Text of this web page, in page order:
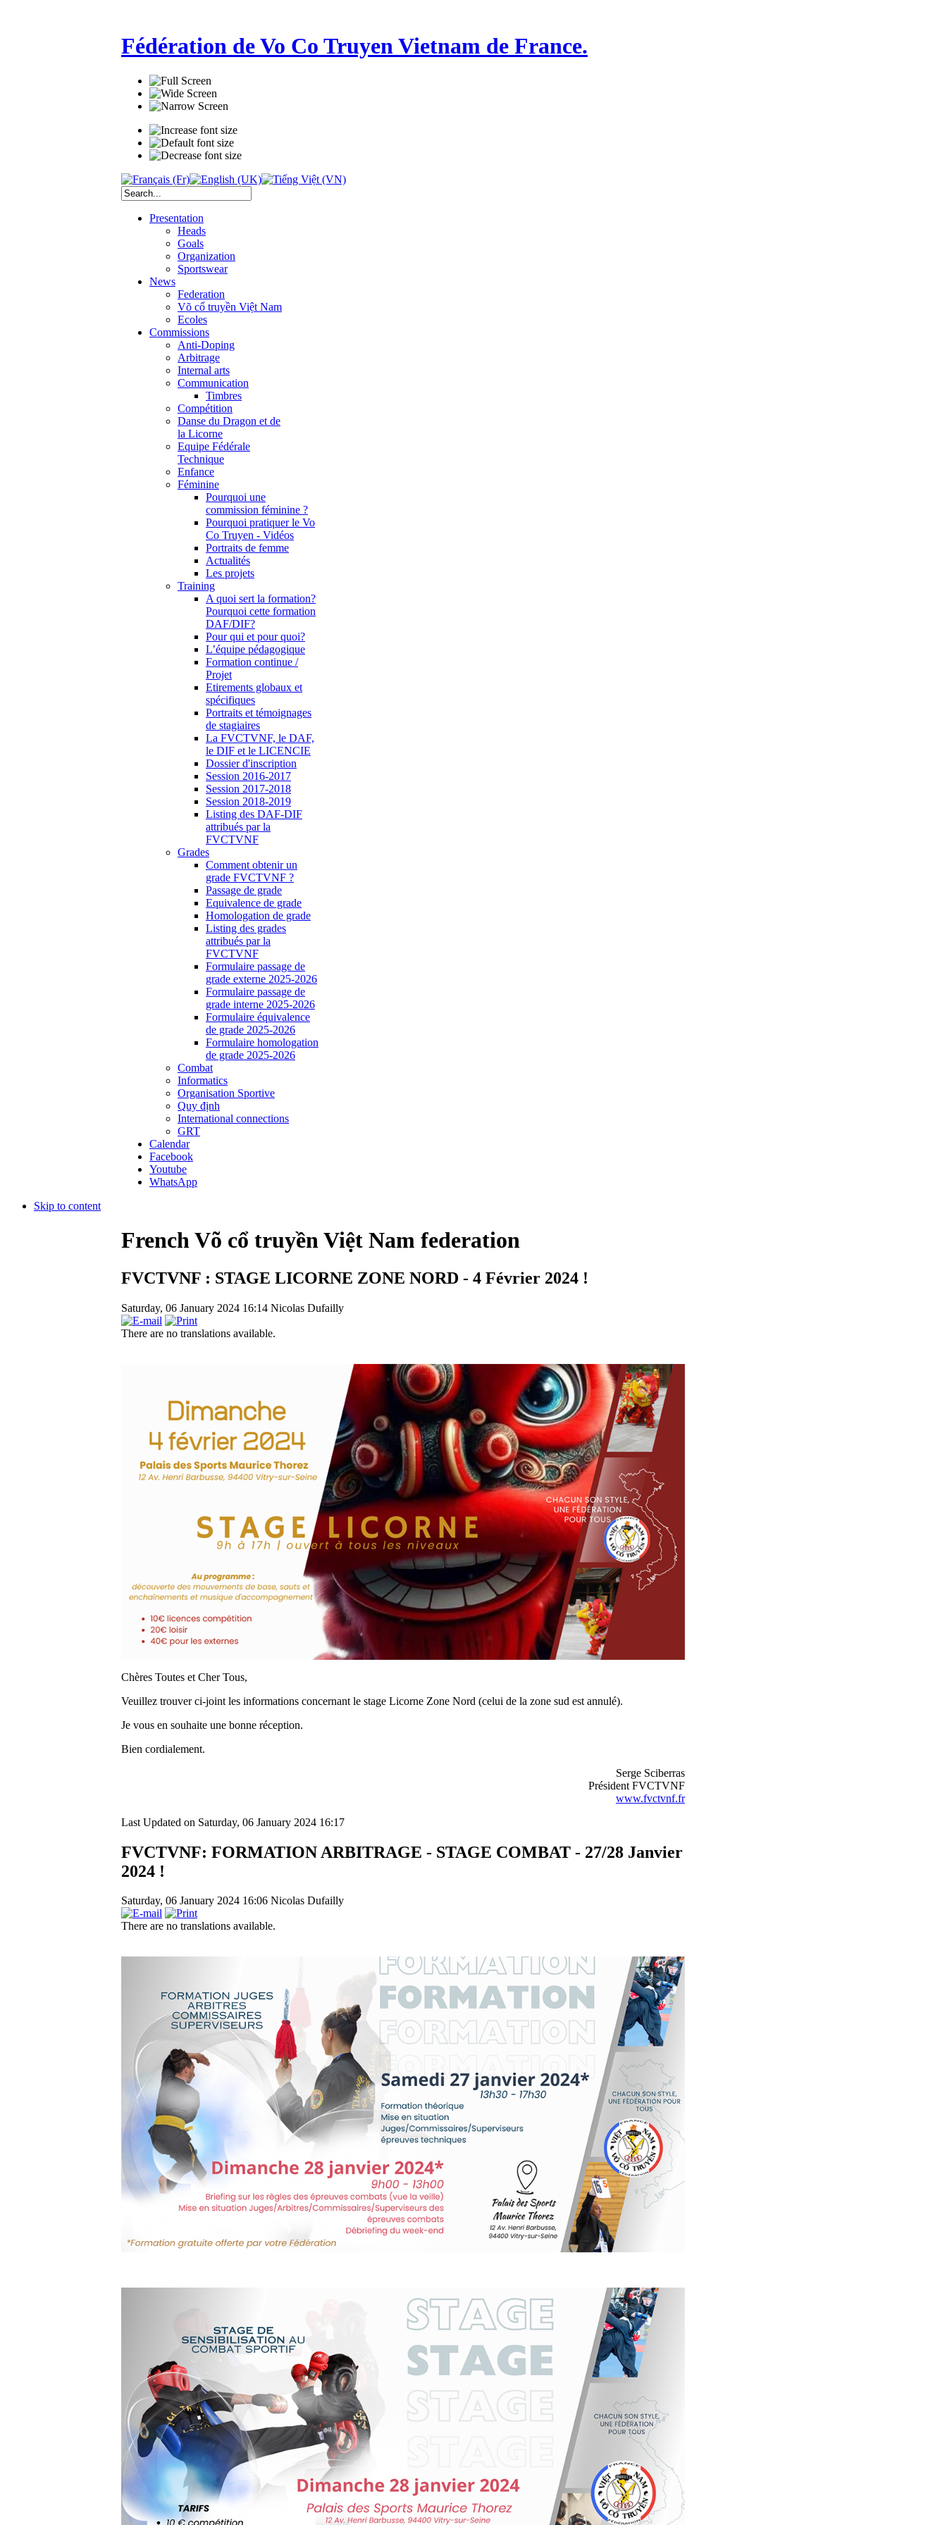
Fédération de Vo Co Truyen Vietnam de France.
Presentation
Heads
Goals
Organization
Sportswear
News
Federation
Võ cổ truyền Việt Nam
Ecoles
Commissions
Anti-Doping
Arbitrage
Internal arts
Communication
Timbres
Compétition
Danse du Dragon et de
la Licorne
Equipe Fédérale
Technique
Enfance
Féminine
Pourquoi une
commission féminine ?
Pourquoi pratiquer le Vo
Co Truyen - Vidéos
Portraits de femme
Actualités
Les projets
Training
A quoi sert la formation?
Pourquoi cette formation
DAF/DIF?
Pour qui et pour quoi?
L’équipe pédagogique
Formation continue /
Projet
Etirements globaux et
spécifiques
Portraits et témoignages
de stagiaires
La FVCTVNF, le DAF,
le DIF et le LICENCIE
Dossier d'inscription
Session 2016-2017
Session 2017-2018
Session 2018-2019
Listing des DAF-DIF
attribués par la
FVCTVNF
Grades
Comment obtenir un
grade FVCTVNF ?
Passage de grade
Equivalence de grade
Homologation de grade
Listing des grades
attribués par la
FVCTVNF
Formulaire passage de
grade externe 2025-2026
Formulaire passage de
grade interne 2025-2026
Formulaire équivalence
de grade 2025-2026
Formulaire homologation
de grade 2025-2026
Combat
Informatics
Organisation Sportive
Quy định
International connections
GRT
Calendar
Facebook
Youtube
WhatsApp
Skip to content
French Võ cổ truyền Việt Nam federation
FVCTVNF : STAGE LICORNE ZONE NORD - 4 Février 2024 !
Saturday, 06 January 2024 16:14 Nicolas Dufailly
There are no translations available.
Chères Toutes et Cher Tous,
Veuillez trouver ci-joint les informations concernant le stage Licorne Zone Nord (celui de la zone sud est annulé).
Je vous en souhaite une bonne réception.
Bien cordialement.
Serge Sciberras
Président FVCTVNF
www.fvctvnf.fr
Last Updated on Saturday, 06 January 2024 16:17
FVCTVNF: FORMATION ARBITRAGE - STAGE COMBAT - 27/28 Janvier
2024 !
Saturday, 06 January 2024 16:06 Nicolas Dufailly
There are no translations available.